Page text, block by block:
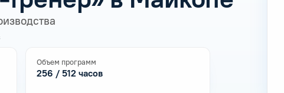
Объем программ
256 / 512 часов